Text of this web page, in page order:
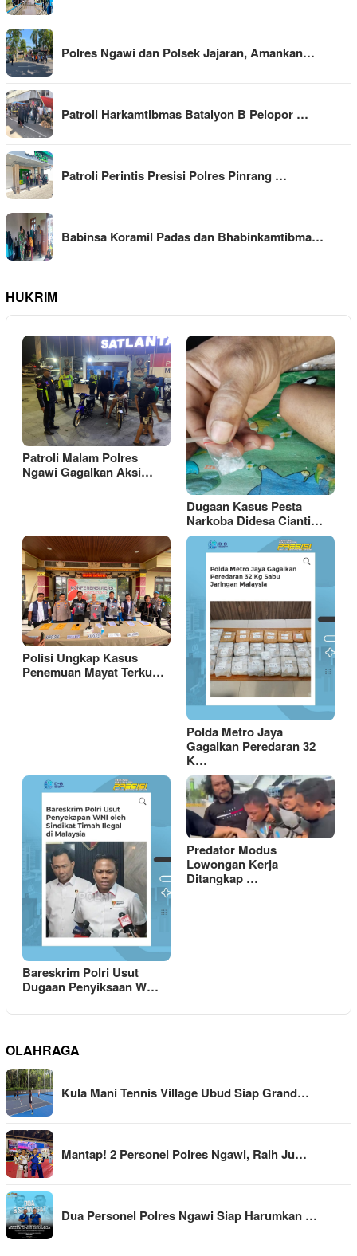
Polres Ngawi dan Polsek Jajaran, Amankan…
Patroli Harkamtibmas Batalyon B Pelopor …
Patroli Perintis Presisi Polres Pinrang …
Babinsa Koramil Padas dan Bhabinkamtibma…
HUKRIM
Patroli Malam Polres
Ngawi Gagalkan Aksi…
Dugaan Kasus Pesta
Narkoba Didesa Cianti…
Polisi Ungkap Kasus
Penemuan Mayat Terku…
Polda Metro Jaya
Gagalkan Peredaran 32
K…
Bareskrim Polri Usut
Dugaan Penyiksaan W…
Predator Modus
Lowongan Kerja
Ditangkap …
OLAHRAGA
Kula Mani Tennis Village Ubud Siap Grand…
Mantap! 2 Personel Polres Ngawi, Raih Ju…
Dua Personel Polres Ngawi Siap Harumkan …